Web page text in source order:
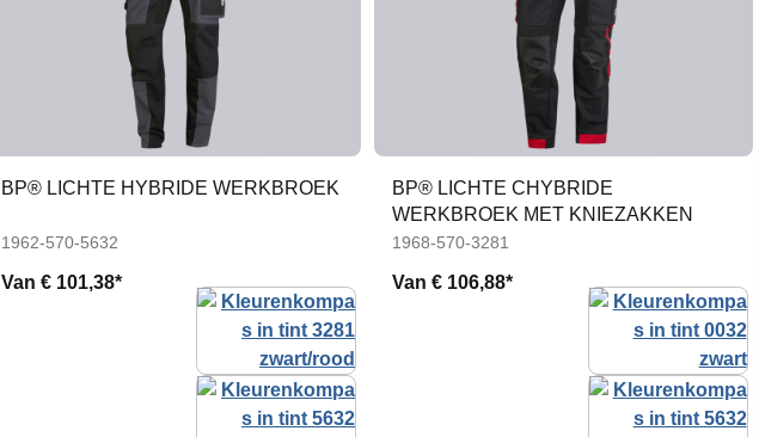
BP® LICHTE HYBRIDE WERKBROEK
1962-570-5632
Van € 101,38*
BP® LICHTE CHYBRIDE
WERKBROEK MET KNIEZAKKEN
1968-570-3281
Van€ 106,88*